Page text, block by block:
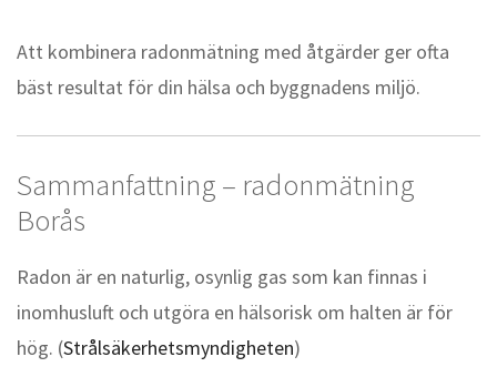
Att kombinera radonmätning med åtgärder ger ofta
bäst resultat för din hälsa och byggnadens miljö.
Sammanfattning – radonmätning
Borås
Radon är en naturlig, osynlig gas som kan finnas i
inomhusluft och utgöra en hälsorisk om halten är för
hög. (Strålsäkerhetsmyndigheten)